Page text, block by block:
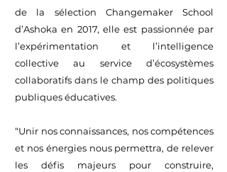
de la sélection Changemaker School
d’Ashoka en 2017, elle est passionnée par
l’expérimentation et l’intelligence
collective au service d’écosystèmes
collaboratifs dans le champ des politiques
publiques éducatives.
“Unir nos connaissances, nos compétences
et nos énergies nous permettra, de relever
les défis majeurs pour construire,